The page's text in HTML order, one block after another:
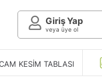
Giriş Yap
veya üye ol
KESIM TABLASI